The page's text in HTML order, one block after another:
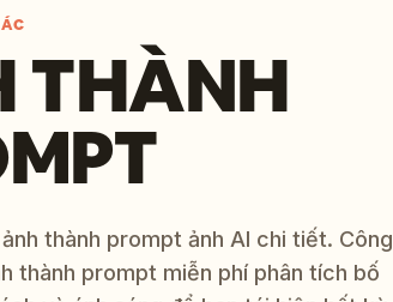
THÀNH
thành prompt ảnh AI chi tiết. Công
thành prompt miễn phí phân tích bố